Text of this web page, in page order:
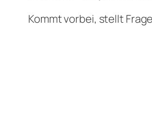
Kommt vorbei, stellt